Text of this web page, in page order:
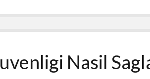
Nasil